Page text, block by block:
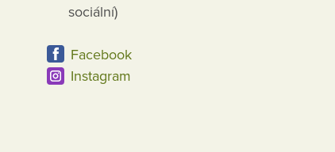
sociální)
Facebook
Instagram